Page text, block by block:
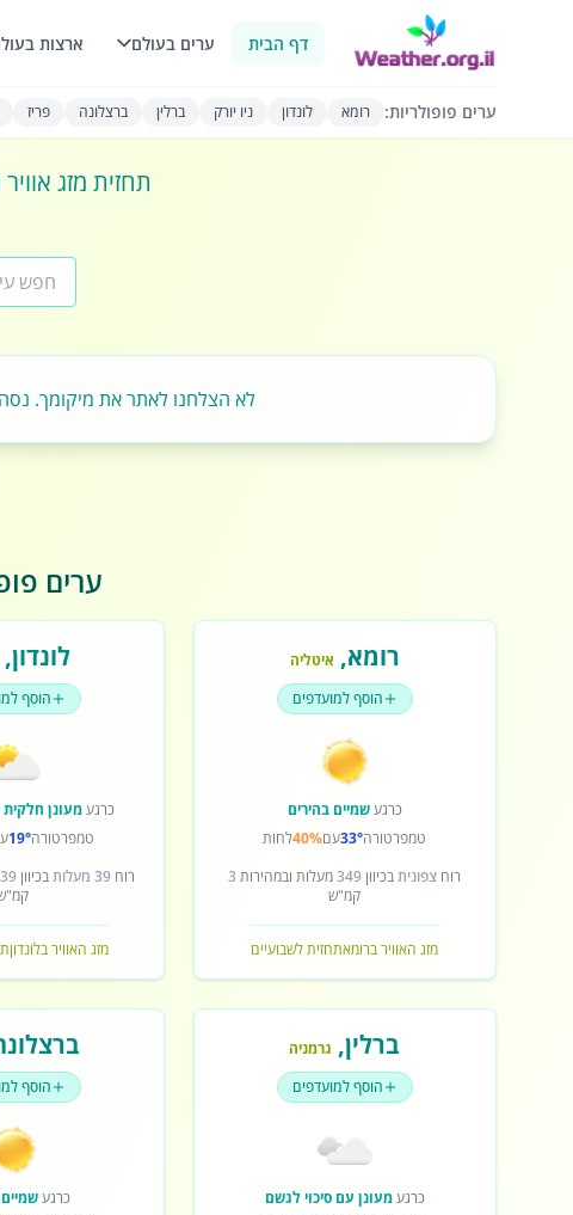
דף הבית ערים בעולם ארצות
ערים פופולריות: רומא לונדון ניו יורק ברלין ברצלונה פריז
תחזית מזג
לא הצלחנו לאתר את מיקומך.
ערים
רומא, איטליה
הוסף למועדפים
כרגעשמיים בהירים
טמפרטורה33°עם40%לחות
רוח צפוניתבכיוון349מעלות ובמהירות 3
קמ"ש
מזג האוויר ברומאתחזית לשבועיים
לונדון,
הוסף
כרגעמעונן חלקית
טמפרטורה19°
רוח39 מעלות בכיוון39
מזג האוויר בלונדון
ברלין, גרמניה
הוסף למועדפים
כרגעמעונן עם סיכוי לגשם
הוסף
כרגע